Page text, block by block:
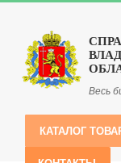
Весь
КАТАЛОГ